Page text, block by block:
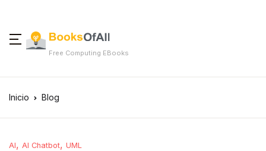
Free Computing EBooks
Inicio Blog
AI, AI Chatbot, UML